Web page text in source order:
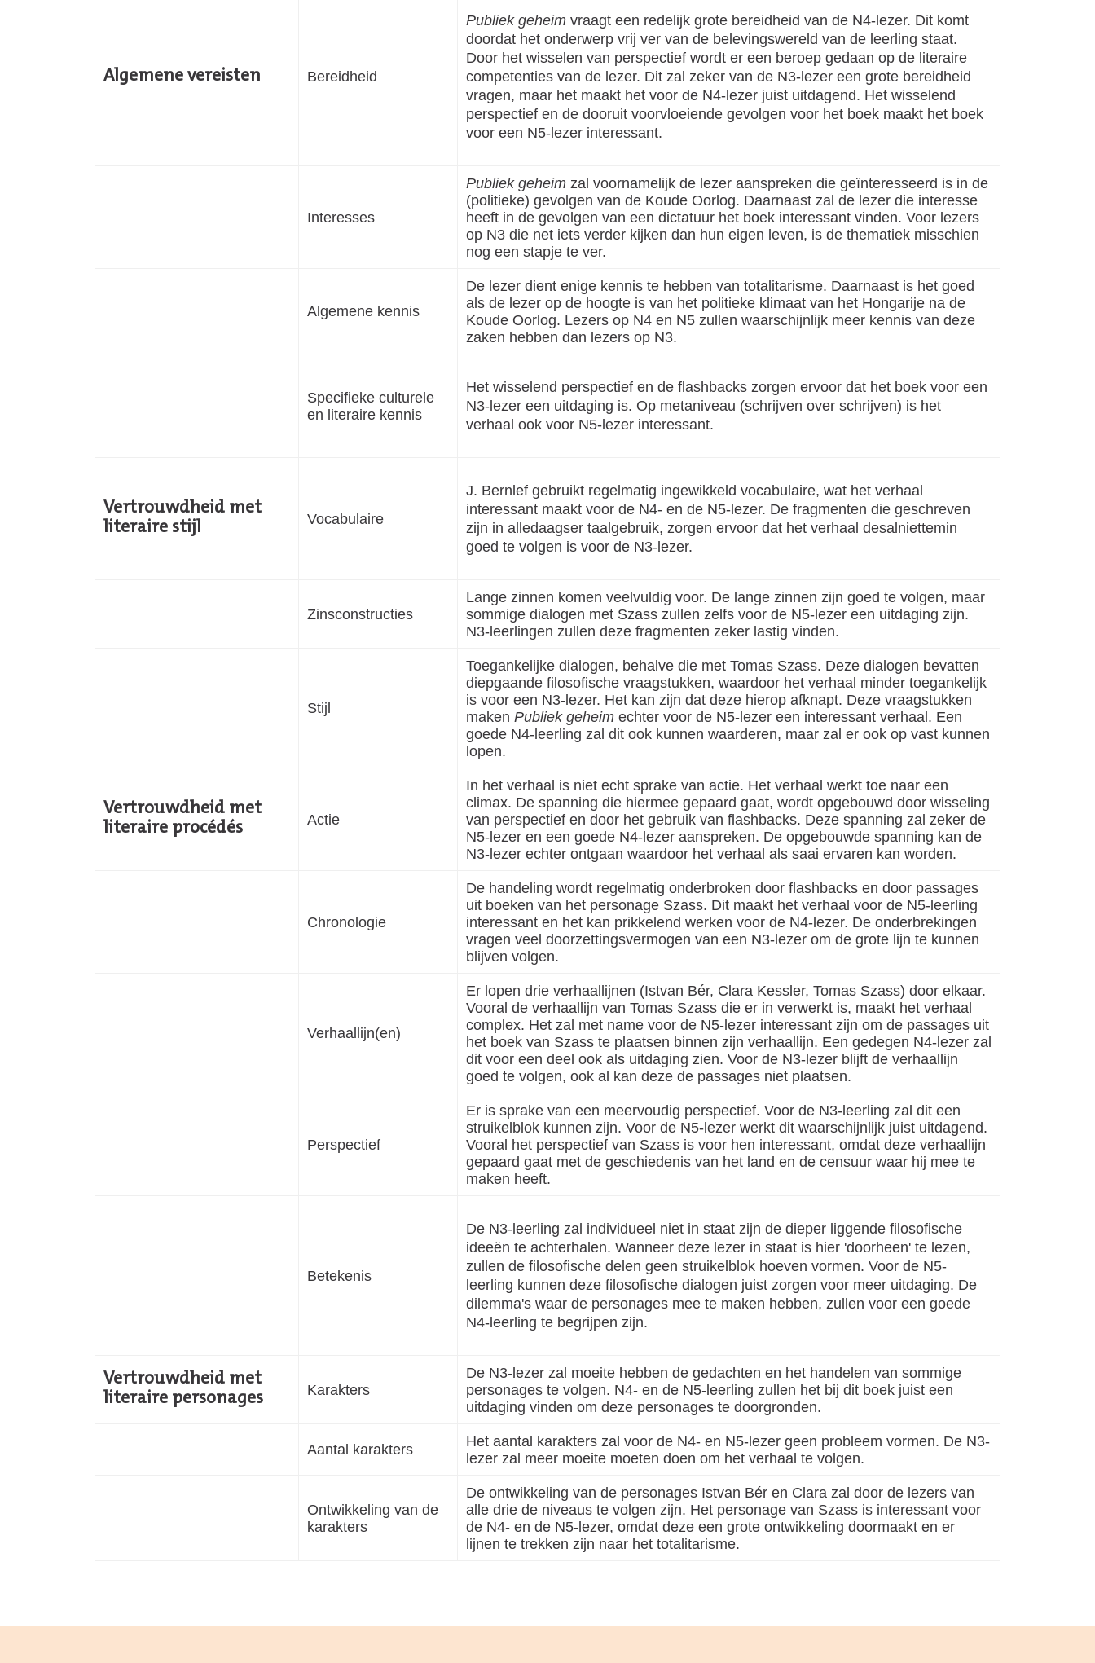
Algemene vereisten Bereidheid
Publiek geheim vraagt een redelijk grote bereidheid van de N4-lezer. Dit komt
doordat het onderwerp vrij ver van de belevingswereld van de leerling staat.
Door het wisselen van perspectief wordt er een beroep gedaan op de literaire
competenties van de lezer. Dit zal zeker van de N3-lezer een grote bereidheid
vragen, maar het maakt het voor de N4-lezer juist uitdagend. Het wisselend
perspectief en de dooruit voorvloeiende gevolgen voor het boek maakt het boek
voor een N5-lezer interessant.
Interesses
Publiek geheim zal voornamelijk de lezer aanspreken die geïnteresseerd is in de
(politieke) gevolgen van de Koude Oorlog. Daarnaast zal de lezer die interesse
heeft in de gevolgen van een dictatuur het boek interessant vinden. Voor lezers
op N3 die net iets verder kijken dan hun eigen leven, is de thematiek misschien
nog een stapje te ver.
Algemene kennis
De lezer dient enige kennis te hebben van totalitarisme. Daarnaast is het goed
als de lezer op de hoogte is van het politieke klimaat van het Hongarije na de
Koude Oorlog. Lezers op N4 en N5 zullen waarschijnlijk meer kennis van deze
zaken hebben dan lezers op N3.
Specifieke culturele
en literaire kennis
Het wisselend perspectief en de flashbacks zorgen ervoor dat het boek voor een
N3-lezer een uitdaging is. Op metaniveau (schrijven over schrijven) is het
verhaal ook voor N5-lezer interessant.
Vertrouwdheid met
literaire stijl
Vocabulaire
J. Bernlef gebruikt regelmatig ingewikkeld vocabulaire, wat het verhaal
interessant maakt voor de N4- en de N5-lezer. De fragmenten die geschreven
zijn in alledaagser taalgebruik, zorgen ervoor dat het verhaal desalniettemin
goed te volgen is voor de N3-lezer.
Zinsconstructies
Lange zinnen komen veelvuldig voor. De lange zinnen zijn goed te volgen, maar
sommige dialogen met Szass zullen zelfs voor de N5-lezer een uitdaging zijn.
N3-leerlingen zullen deze fragmenten zeker lastig vinden.
Stijl
Toegankelijke dialogen, behalve die met Tomas Szass. Deze dialogen bevatten
diepgaande filosofische vraagstukken, waardoor het verhaal minder toegankelijk
is voor een N3-lezer. Het kan zijn dat deze hierop afknapt. Deze vraagstukken
maken Publiek geheim echter voor de N5-lezer een interessant verhaal. Een
goede N4-leerling zal dit ook kunnen waarderen, maar zal er ook op vast kunnen
lopen.
Vertrouwdheid met
literaire procédés
Actie
In het verhaal is niet echt sprake van actie. Het verhaal werkt toe naar een
climax. De spanning die hiermee gepaard gaat, wordt opgebouwd door wisseling
van perspectief en door het gebruik van flashbacks. Deze spanning zal zeker de
N5-lezer en een goede N4-lezer aanspreken. De opgebouwde spanning kan de
N3-lezer echter ontgaan waardoor het verhaal als saai ervaren kan worden.
Chronologie
De handeling wordt regelmatig onderbroken door flashbacks en door passages
uit boeken van het personage Szass. Dit maakt het verhaal voor de N5-leerling
interessant en het kan prikkelend werken voor de N4-lezer. De onderbrekingen
vragen veel doorzettingsvermogen van een N3-lezer om de grote lijn te kunnen
blijven volgen.
Verhaallijn(en)
Er lopen drie verhaallijnen (Istvan Bér, Clara Kessler, Tomas Szass) door elkaar.
Vooral de verhaallijn van Tomas Szass die er in verwerkt is, maakt het verhaal
complex. Het zal met name voor de N5-lezer interessant zijn om de passages uit
het boek van Szass te plaatsen binnen zijn verhaallijn. Een gedegen N4-lezer zal
dit voor een deel ook als uitdaging zien. Voor de N3-lezer blijft de verhaallijn
goed te volgen, ook al kan deze de passages niet plaatsen.
Perspectief
Er is sprake van een meervoudig perspectief. Voor de N3-leerling zal dit een
struikelblok kunnen zijn. Voor de N5-lezer werkt dit waarschijnlijk juist uitdagend.
Vooral het perspectief van Szass is voor hen interessant, omdat deze verhaallijn
gepaard gaat met de geschiedenis van het land en de censuur waar hij mee te
maken heeft.
Betekenis
De N3-leerling zal individueel niet in staat zijn de dieper liggende filosofische
ideeën te achterhalen. Wanneer deze lezer in staat is hier 'doorheen' te lezen,
zullen de filosofische delen geen struikelblok hoeven vormen. Voor de N5-
leerling kunnen deze filosofische dialogen juist zorgen voor meer uitdaging. De
dilemma's waar de personages mee te maken hebben, zullen voor een goede
N4-leerling te begrijpen zijn.
Vertrouwdheid met
literaire personages
Karakters
De N3-lezer zal moeite hebben de gedachten en het handelen van sommige
personages te volgen. N4- en de N5-leerling zullen het bij dit boek juist een
uitdaging vinden om deze personages te doorgronden.
Aantal karakters
Het aantal karakters zal voor de N4- en N5-lezer geen probleem vormen. De N3-
lezer zal meer moeite moeten doen om het verhaal te volgen.
Ontwikkeling van de
karakters
De ontwikkeling van de personages Istvan Bér en Clara zal door de lezers van
alle drie de niveaus te volgen zijn. Het personage van Szass is interessant voor
de N4- en de N5-lezer, omdat deze een grote ontwikkeling doormaakt en er
lijnen te trekken zijn naar het totalitarisme.